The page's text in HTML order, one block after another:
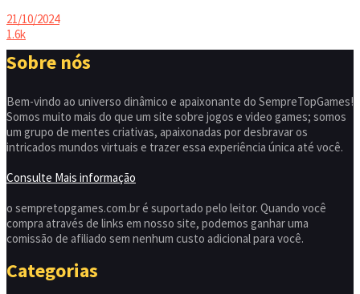
21/10/2024
1.6k
Sobre nós
Bem-vindo ao universo dinâmico e apaixonante do SempreTopGames!
Somos muito mais do que um site sobre jogos e video games; somos
um grupo de mentes criativas, apaixonadas por desbravar os
intricados mundos virtuais e trazer essa experiência única até você.
Consulte Mais informação
o sempretopgames.com.br é suportado pelo leitor. Quando você
compra através de links em nosso site, podemos ganhar uma
comissão de afiliado sem nenhum custo adicional para você.
Categorias